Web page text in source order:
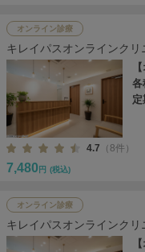
オンライン診療
キレイパスオンラインクリ
各
定
4.7 （8件）
7,480 円 (税込)
オンライン診療
キレイパスオンラインクリ